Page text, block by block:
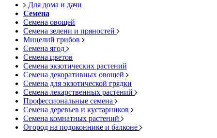
Для дома и дачи
Семена
Семена овощей
Семена зелени и пряностей
Мицелий грибов
Семена ягод
Семена цветов
Семена экзотических растений
Семена декоративных овощей
Семена для экзотической грядки
Семена лекарственных растений
Профессиональные семена
Семена деревьев и кустарников
Семена комнатных растений
Огород на подоконнике и балконе